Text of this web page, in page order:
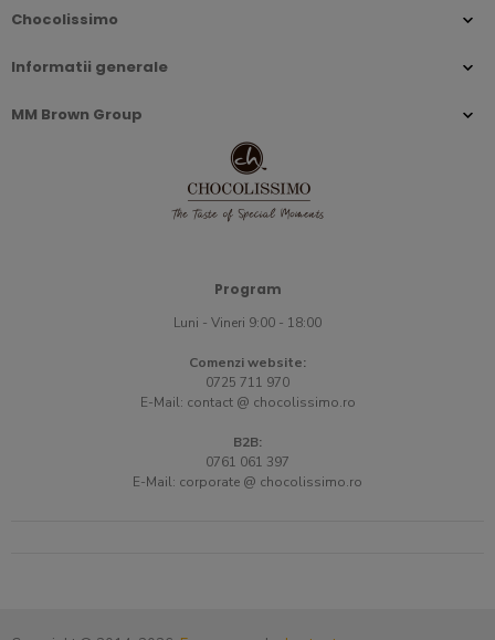
Chocolissimo
Informatii generale
MM Brown Group
Program
Luni - Vineri 9:00 - 18:00
Comenzi website:
0725 711 970
E-Mail: contact @ chocolissimo.ro
B2B:
0761 061 397
E-Mail: corporate @ chocolissimo.ro